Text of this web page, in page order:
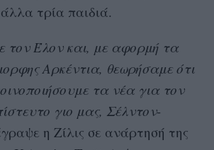
τρία παιδιά.
τον Έλον και, με αφορμή τα
Αρκέντια, θεωρήσαμε ότι
τα νέα για τον
γιο μας, Σέλντον-
η Ζίλις σε ανάρτησή της